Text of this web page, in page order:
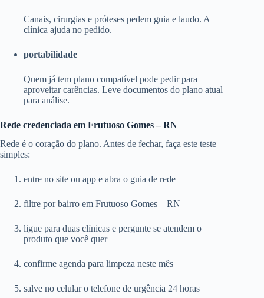
Canais, cirurgias e próteses pedem guia e laudo. A
clínica ajuda no pedido.
portabilidade
Quem já tem plano compatível pode pedir para
aproveitar carências. Leve documentos do plano atual
para análise.
Rede credenciada em Frutuoso Gomes – RN
Rede é o coração do plano. Antes de fechar, faça este teste
simples:
entre no site ou app e abra o guia de rede
filtre por bairro em Frutuoso Gomes – RN
ligue para duas clínicas e pergunte se atendem o
produto que você quer
confirme agenda para limpeza neste mês
salve no celular o telefone de urgência 24 horas